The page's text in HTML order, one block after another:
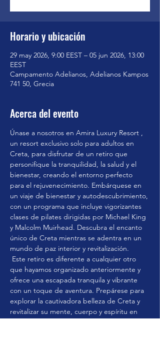
Horario y ubicación
29 may 2026, 9:00 EEST – 05 jun 2026, 13:00
EEST
Campamento Adelianos, Adelianos Kampos
741 50, Grecia
Acerca del evento
Únase a nosotros en Amira Luxury Resort ,
un resort exclusivo solo para adultos en
Creta, para disfrutar de un retiro que
personifique la tranquilidad, la salud y el
bienestar, creando el entorno perfecto
para el rejuvenecimiento. Embárquese en
un viaje de bienestar y autodescubrimiento,
con un programa que incluye vigorizantes
clases de pilates dirigidas por Michael King
y Malcolm Muirhead. Descubra el encanto
único de Creta mientras se adentra en un
mundo de paz interior y revitalización.
que hayamos organizado anteriormente y
ofrece una escapada tranquila y vibrante
con un toque de aventura. Prepárese para
explorar la cautivadora belleza de Creta y
revitalizar su mente, cuerpo y espíritu en